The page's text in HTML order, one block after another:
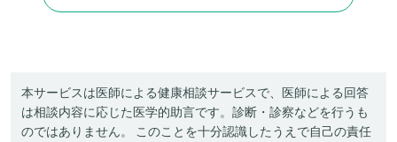
本サービスは医師による健康相談サービスで、医師による回答
は相談内容に応じた医学的助言です。診断・診察などを行うも
のではありません。 このことを十分認識したうえで自己の責任